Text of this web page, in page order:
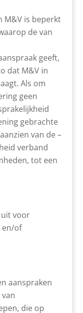
M&V is beperkt
de van
geeft,
dat M&V in
Als om
geen
gebrachte
van de –
verband
tot een
voor
en/of
aanspraken
die op